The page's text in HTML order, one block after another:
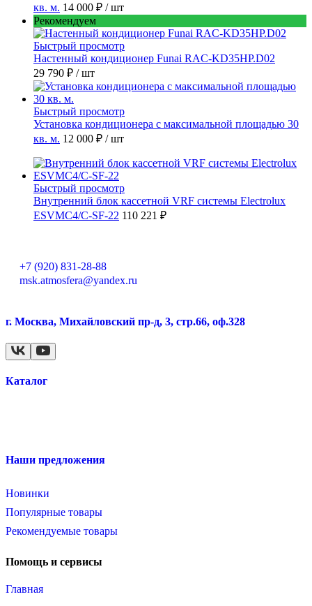
кв. м. 14 000 ₽ / шт
Рекомендуем
Быстрый просмотр
Настенный кондиционер Funai RAC-KD35HP.D02
29 790 ₽ / шт
Быстрый просмотр
Установка кондиционера с максимальной площадью 30
кв. м. 12 000 ₽ / шт
Быстрый просмотр
Внутренний блок кассетной VRF системы Electrolux
ESVMC4/С-SF-22 110 221 ₽
+7 (920) 831-28-88
msk.atmosfera@yandex.ru
г. Москва, Михайловский пр-д, 3, стр.66, оф.328
Каталог
Наши предложения
Новинки
Популярные товары
Рекомендуемые товары
Помощь и сервисы
Главная